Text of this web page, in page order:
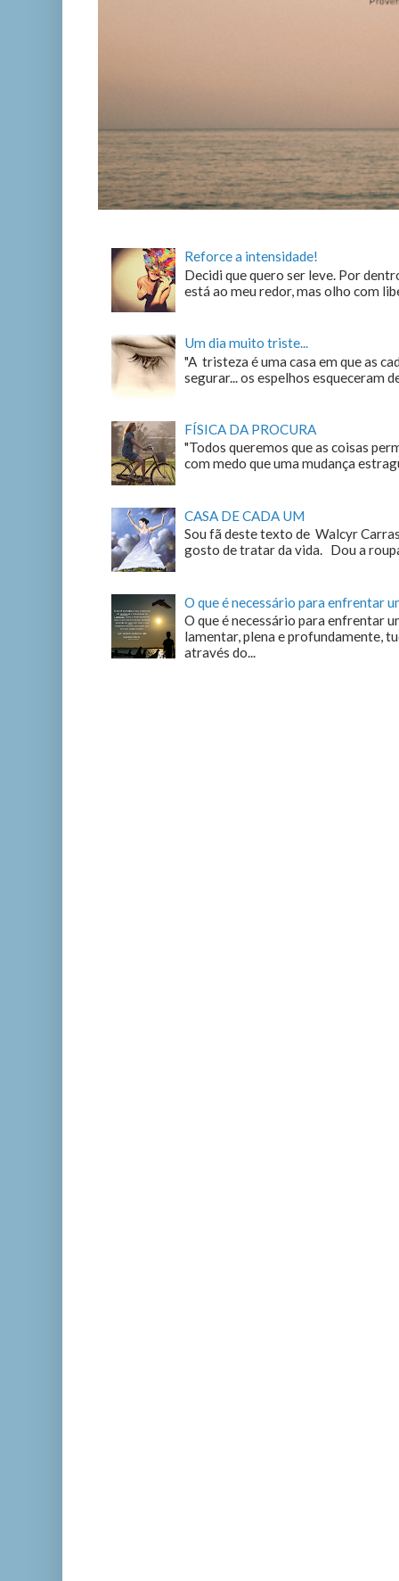
Reforce a intensidade!
Decidi que quero ser leve. Por
está ao meu redor, mas olho com
Um dia muito triste...
"A tristeza é uma casa em que as
segurar... os espelhos esqueceram
FÍSICA DA PROCURA
"Todos queremos que as coisas
com medo que uma mudança
CASA DE CADA UM
Sou fã deste texto de Walcyr
gosto de tratar da vida. Dou a
O que é necessário para enfrentar
O que é necessário para enfrentar
lamentar, plena e profundamente,
através do...